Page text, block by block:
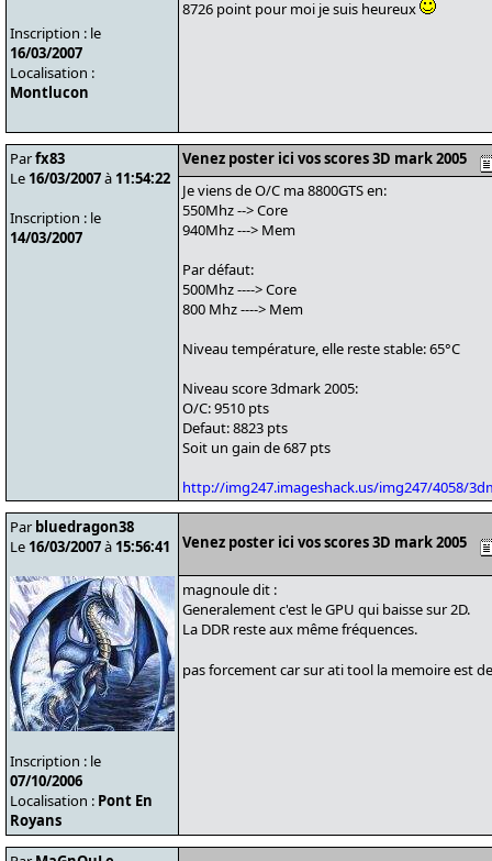
Inscription : le
16/03/2007
Localisation :
Montlucon
8726 point pour moi je suis heureux
Parfx83
Le 16/03/2007à 11:54:22
Inscription : le
14/03/2007
Venez poster ici vos scores 3D mark 2005
Je viens de O/C ma 8800GTS en:
550Mhz --> Core
940Mhz ---> Mem
Par défaut:
500Mhz ----> Core
800 Mhz ----> Mem
Niveau température, elle reste stable: 65°C
Niveau score 3dmark 2005:
O/C: 9510 pts
Defaut: 8823 pts
Soit un gain de 687 pts
http://img247.imageshack.us/img247/4058/
Par bluedragon38
Le 16/03/2007à 15:56:41
Inscription : le
07/10/2006
Localisation : Pont En
Royans
Venez poster ici vos scores 3D mark 2005
magnoule dit :
Generalement c'est le GPU qui baisse sur 2D.
La DDR reste aux même fréquences.
pas forcement car sur ati tool la memoire est